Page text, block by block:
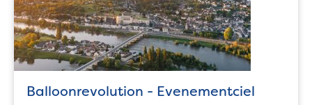
Balloonrevolution - Evenementciel